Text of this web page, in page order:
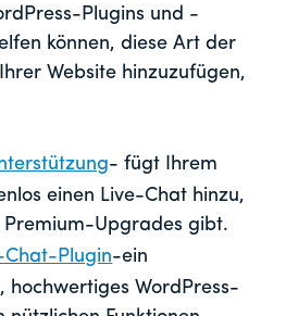
Plugins und -
können, diese Art der
Website hinzuzufügen,
- fügt Ihrem
einen Live-Chat hinzu,
Premium-Upgrades gibt.
Chat-Plugin-ein
hochwertiges WordPress-